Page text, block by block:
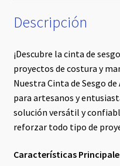
Descripción
¡Descubre la cinta de
proyectos de costura y
Nuestra Cinta de Sesgo
para artesanos y
solución versátil y
reforzar todo tipo de
Características